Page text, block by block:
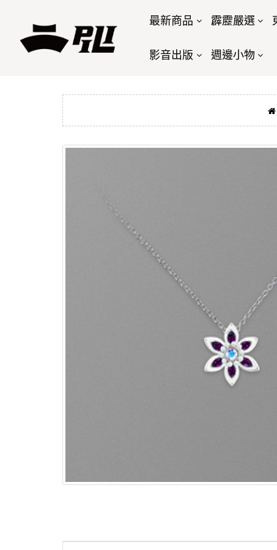
最新商品 霹靂嚴選
影音出版 週邊小物